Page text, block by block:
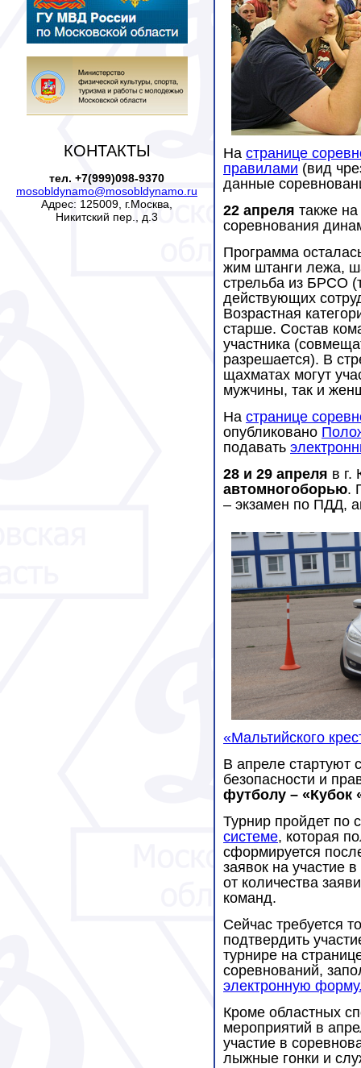
КОНТАКТЫ
тел. +7(999)098-9370
mosobldynamo@mosobldynamo.ru
Адрес: 125009, г.Москва,
Никитский пер., д.3
На странице
правилами (вид
данные
22 апреля также
соревнования
Программа
жим штанги лежа,
стрельба из БРСО
действующих
Возрастная
старше. Состав
участника
разрешается). В
щахматах могут
мужчины, так и
На странице
опубликовано
подавать
28 и 29 апреля в г.
автомногоборью.
– экзамен по ПДД,
«Мальтийского
В апреле стартуют
безопасности и
футболу – «Кубок
Турнир пройдет по
системе, которая
сформируется
заявок на участие
от количества
команд.
Сейчас требуется
подтвердить
турнире на
соревнований,
электронную
Кроме областных
мероприятий в
участие в
лыжные гонки и